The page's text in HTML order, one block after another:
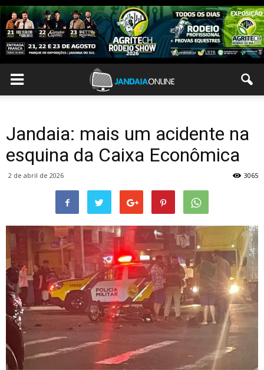
Jandaia: mais um acidente na
esquina da Caixa Econômica
2 de abril de 2026 3065